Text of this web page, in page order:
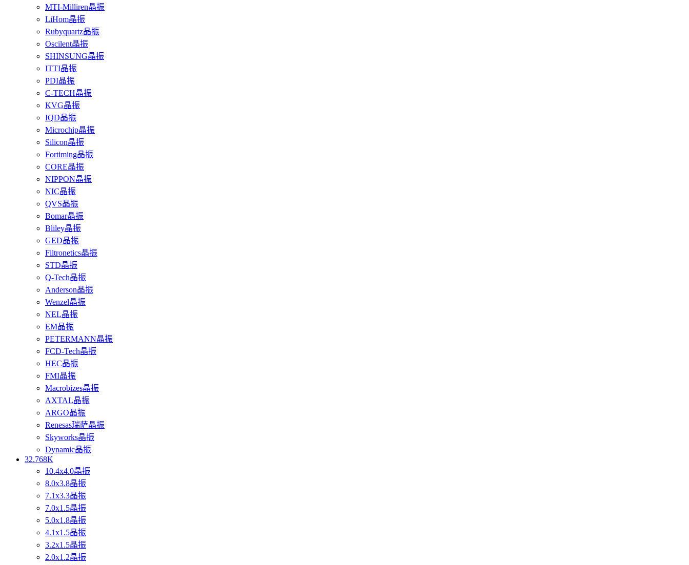
MTI-Milliren晶振
LiHom晶振
Rubyquartz晶振
Oscilent晶振
SHINSUNG晶振
ITTI晶振
PDI晶振
C-TECH晶振
KVG晶振
IQD晶振
Microchip晶振
Silicon晶振
Fortiming晶振
CORE晶振
NIPPON晶振
NIC晶振
QVS晶振
Bomar晶振
Bliley晶振
GED晶振
Filtronetics晶振
STD晶振
Q-Tech晶振
Anderson晶振
Wenzel晶振
NEL晶振
EM晶振
PETERMANN晶振
FCD-Tech晶振
HEC晶振
FMI晶振
Macrobizes晶振
AXTAL晶振
ARGO晶振
Renesas瑞萨晶振
Skyworks晶振
Dynamic晶振
32.768K
10.4x4.0晶振
8.0x3.8晶振
7.1x3.3晶振
7.0x1.5晶振
5.0x1.8晶振
4.1x1.5晶振
3.2x1.5晶振
2.0x1.2晶振